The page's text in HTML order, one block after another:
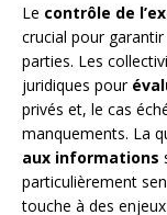
Le contrôle de
crucial pour
parties. Les
juridiques pour
privés et, le cas
manquements. La
aux informations
particulièrement
touche à des